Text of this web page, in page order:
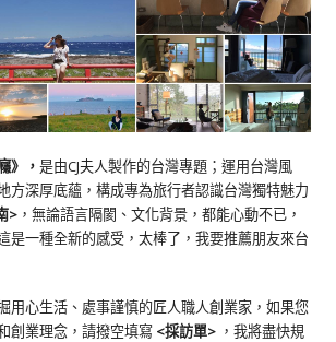
》 ， 是由CJ夫人製作的台灣專題；運用台灣風
方深厚底蘊，構成專為旅行者認識台灣獨特魅力
> ，無論語言隔閡、文化背景，都能心動不已，
是一種全新的感受，太棒了，我要推薦朋友來台
用心生活、處事謹慎的匠人職人創業家，如果您
創業理念，請撥空填寫 <採訪單> ，我將盡快規